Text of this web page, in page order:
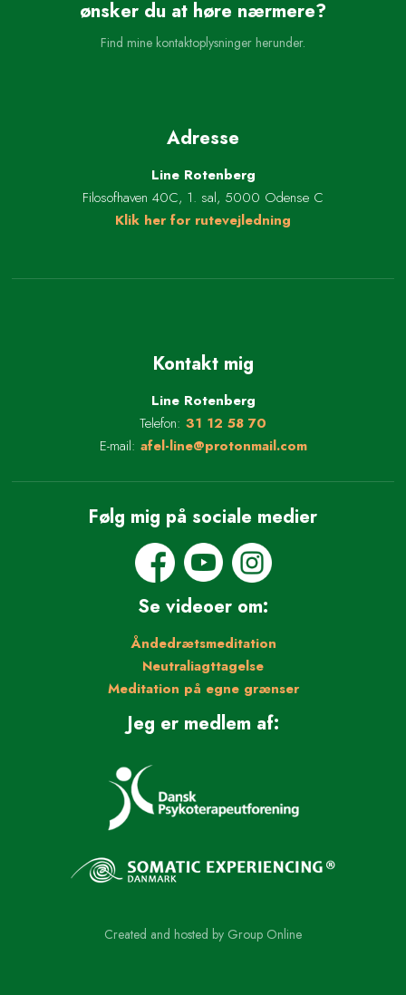
​ønsker du at høre nærmere?
Find mine kontaktoplysninger herunder.
Adresse
Line Rotenberg
Filosofhaven 40C, 1. sal, 5000 Odense C
Klik her for rutevejledning
Kontakt mig
​Line Rotenberg
Telefon: 31 12 58 70
E-mail: afel-line@protonmail.com
Følg mig på sociale medier
Se videoer om:
Åndedrætsmeditation
Neutraliagttagelse
Meditation på egne grænser
Jeg er medlem af:
Created and hosted by Group Online